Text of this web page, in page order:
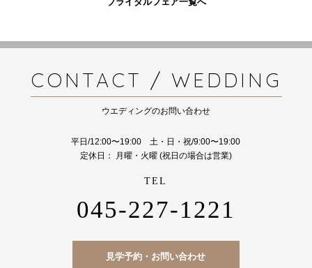
CONTACT / WEDDING
ウエディングのお問い合わせ
平日/12:00〜19:00 土・日・祝/9:00〜19:00
定休日： 月曜・火曜 (祝日の場合は営業)
045-227-1221
見学予約・お問い合わせ